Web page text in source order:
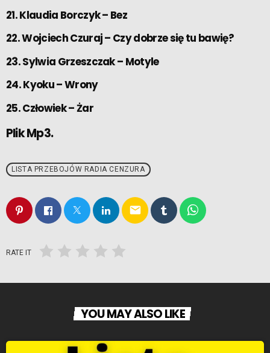
21. Klaudia Borczyk – Bez
22. Wojciech Czuraj – Czy dobrze się tu bawię?
23. Sylwia Grzeszczak – Motyle
24. Kyoku – Wrony
25. Człowiek – Żar
Plik Mp3.
LISTA PRZEBOJÓW RADIA CENZURA
email
RATE IT
YOU MAY ALSO LIKE